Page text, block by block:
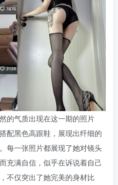
的气质出现在这一期的照片
配黑色高跟鞋，展现出纤细的
每一张照片都展现了她对镜头
充满自信，似乎在诉说着自己
不仅突出了她完美的身材比